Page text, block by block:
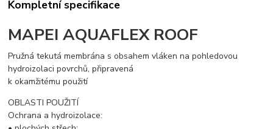
Kompletní specifikace
MAPEIAQUAFLEX ROOF
Pružná tekutá membrána s obsahem vláken na pohledovou
hydroizolaci povrchů, připravená
k okamžitému použití
OBLASTI POUŽITÍ
Ochrana a hydroizolace: